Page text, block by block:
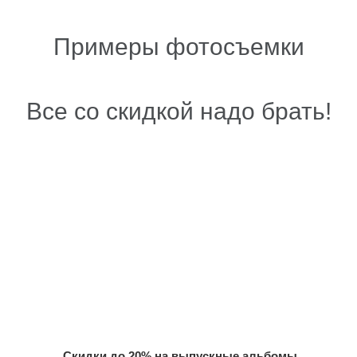
Примеры фотосъемки
Все со скидкой надо брать!